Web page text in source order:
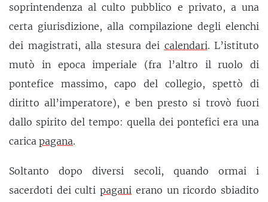
soprintendenza al culto pubblico e privato, a una
certa giurisdizione, alla compilazione degli elenchi
dei magistrati, alla stesura dei calendari. L’istituto
mutò in epoca imperiale (fra l’altro il ruolo di
pontefice massimo, capo del collegio, spettò di
diritto all’imperatore), e ben presto si trovò fuori
dallo spirito del tempo: quella dei pontefici era una
carica pagana.
Soltanto dopo diversi secoli, quando ormai i
sacerdoti dei cultipagani erano un ricordo sbiadito